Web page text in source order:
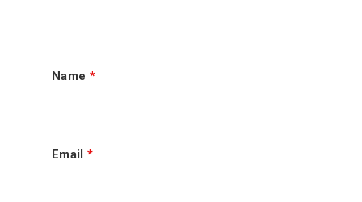
Name *
Email *